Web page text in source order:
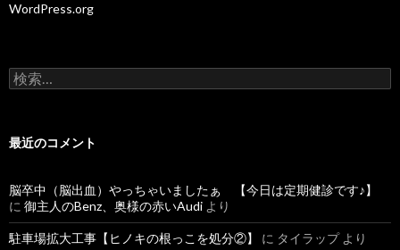
WordPress.org
検
索
最近のコメント
脳卒中（脳出血）やっちゃいましたぁ 【今日は定期健診です♪】
に 御主人のBenz、奥様の赤いAudi より
駐車場拡大工事【ヒノキの根っこを処分②】 に タイラップより